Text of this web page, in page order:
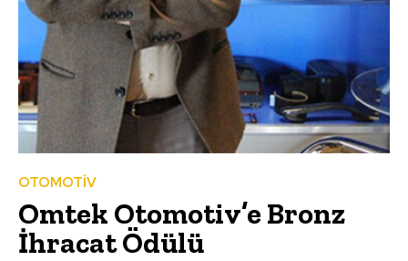
OTOMOTİV
Omtek Otomotiv’e Bronz
İhracat Ödülü